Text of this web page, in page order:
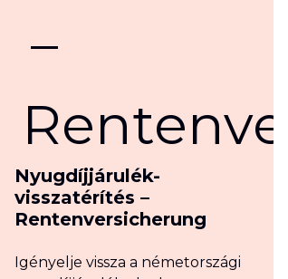
Nyugdíjjárulék-
visszatérítés –
Rentenversicherung
Igényelje vissza a németországi